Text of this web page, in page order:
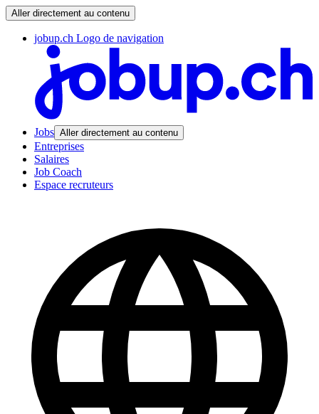
Aller directement au contenu
jobup.ch Logo de navigation
Jobs Aller directement au contenu
Entreprises
Salaires
Job Coach
Espace recruteurs